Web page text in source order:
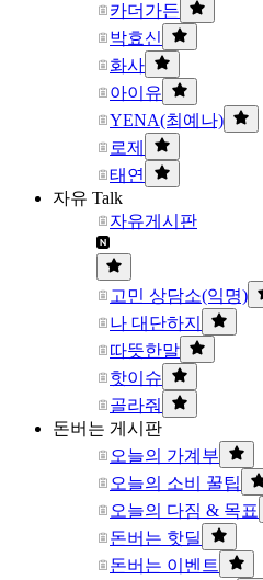
카더가든
박효신
화사
아이유
YENA(최예나)
로제
태연
자유 Talk
자유게시판
고민 상담소(익명)
나 대단하지
따뜻한말
핫이슈
골라줘
돈버는 게시판
오늘의 가계부
오늘의 소비 꿀팁
오늘의 다짐 & 목표
돈버는 핫딜
돈버는 이벤트